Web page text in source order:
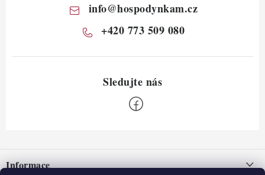
info@hospodynkam.cz
+420 773 509 080
pInformace